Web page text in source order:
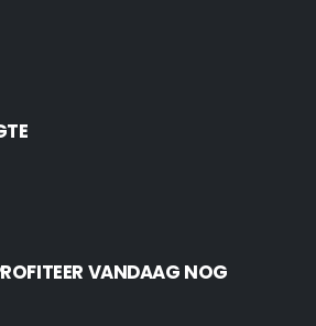
VANDAAG NOG